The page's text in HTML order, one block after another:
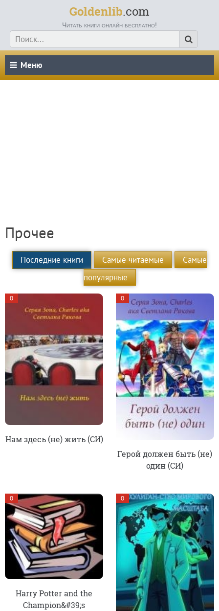
Goldenlib.com
Читать книги онлайн бесплатно!
Меню
Прочее
Последние книги Самые читаемые
Самые
популярные
Нам здесь (не) жить (СИ)
0
Герой должен быть (не)
один (СИ)
0
Harry Potter and the
Champion&#39;s
0 0